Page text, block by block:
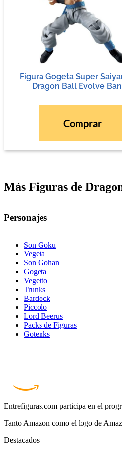
Figura Gogeta Super
Dragon Ball Evolve
Comprar
Más Figuras de
Personajes
Son Goku
Vegeta
Son Gohan
Gogeta
Vegetto
Trunks
Bardock
Piccolo
Lord Beerus
Packs de Figuras
Gotenks
Entrefiguras.com participa en el
Tanto Amazon como el logo de
Destacados